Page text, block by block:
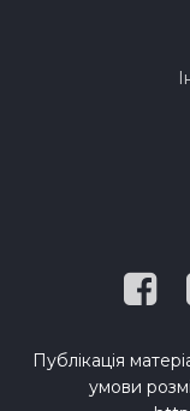
Публікація
умови